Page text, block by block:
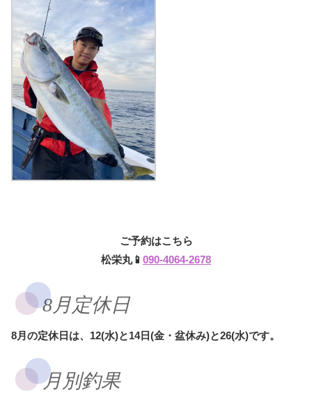
ご予約はこちら
松栄丸📱 090-4064-2678
8月定休日
8月の定休日は、12(水)と14日(金・盆休み)と26(水)です。
月別釣果